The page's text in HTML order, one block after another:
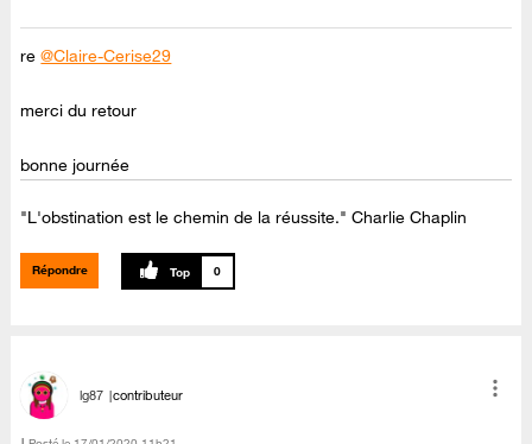
re@Claire-Cerise29
merci du retour
bonne journée
"L'obstination est le chemin de la réussite." Charlie Chaplin
Répondre 0
lg87 contributeur